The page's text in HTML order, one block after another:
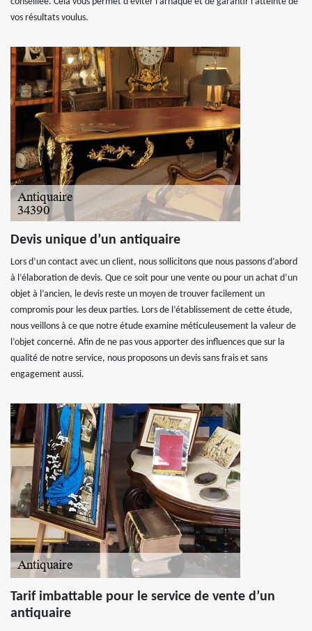
vos résultats voulus.
Devis unique d’un antiquaire
Lors d’un contact avec un client, nous sollicitons que nous passons d’abord
à l’élaboration de devis. Que ce soit pour une vente ou pour un achat d’un
objet à l’ancien, le devis reste un moyen de trouver facilement un
compromis pour les deux parties. Lors de l’établissement de cette étude,
nous veillons à ce que notre étude examine méticuleusement la valeur de
l’objet concerné. Afin de ne pas vous apporter des influences que sur la
qualité de notre service, nous proposons un devis sans frais et sans
engagement aussi.
Tarif imbattable pour le service de vente d’un
antiquaire